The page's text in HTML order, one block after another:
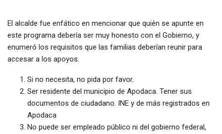
El alcalde fue enfático en mencionar que quién se apunte en
este programa debería ser muy honesto con el Gobierno, y
enumeró los requisitos que las familias deberían reunir para
accesar a los apoyos.
Si no necesita, no pida por favor.
Ser residente del municipio de Apodaca. Tener sus
documentos de ciudadano. INE y de más registrados en
Apodaca
No puede ser empleado público ni del gobierno federal,